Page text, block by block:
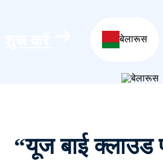
बेलारूस
“यूज बाई क्लाउड